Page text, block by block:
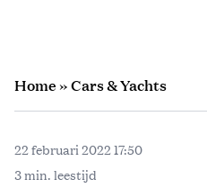
Home»Cars & Yachts
22 februari 2022 17:50
3 min. leestijd